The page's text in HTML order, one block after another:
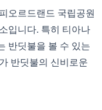
오르드랜드 국립공원
입니다. 특히 티아나
반딧불을 볼 수 있는
반딧불의 신비로운